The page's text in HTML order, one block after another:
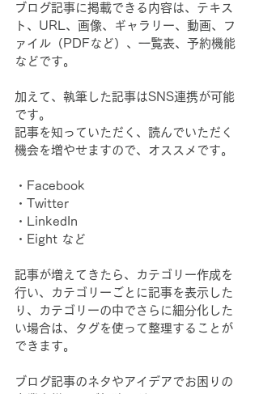
ブログ記事に掲載できる内容は、テキス
ト、URL、画像、ギャラリー、動画、フ
ァイル（PDFなど）、一覧表、予約機能
などです。
加えて、執筆した記事はSNS連携が可能
です。
記事を知っていただく、読んでいただく
機会を増やせますので、オススメです。
・Facebook
・Twitter
・LinkedIn
・Eight など
記事が増えてきたら、カテゴリー作成を
行い、カテゴリーごとに記事を表示した
り、カテゴリーの中でさらに細分化した
い場合は、タグを使って整理することが
できます。
ブログ記事のネタやアイデアでお困りの